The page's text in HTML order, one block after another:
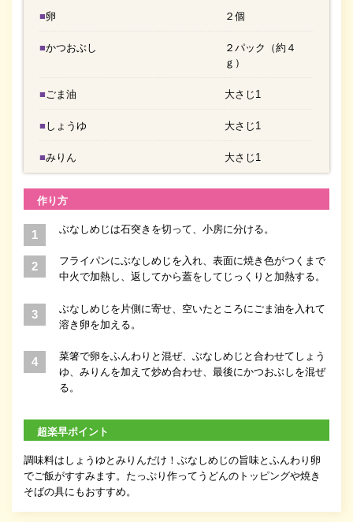
■卵 ２個
■かつおぶし
２パック（約４
ｇ）
■ごま油 大さじ1
■しょうゆ 大さじ1
■みりん 大さじ1
作り方
ぶなしめじは石突きを切って、小房に分ける。
フライパンにぶなしめじを入れ、表面に焼き色がつくまで
中火で加熱し、返してから蓋をしてじっくりと加熱する。
ぶなしめじを片側に寄せ、空いたところにごま油を入れて
溶き卵を加える。
菜箸で卵をふんわりと混ぜ、ぶなしめじと合わせてしょう
ゆ、みりんを加えて炒め合わせ、最後にかつおぶしを混ぜ
る。
超楽早ポイント
調味料はしょうゆとみりんだけ！ぶなしめじの旨味とふんわり卵
でご飯がすすみます。たっぷり作ってうどんのトッピングや焼き
そばの具にもおすすめ。